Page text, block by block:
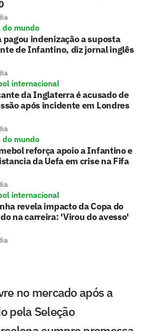
do mundo
pagou indenização a suposta
de Infantino, diz jornal inglês
internacional
da Inglaterra é acusado de
após incidente em Londres
do mundo
reforça apoio a Infantino e
da Uefa em crise na Fifa
internacional
revela impacto da Copa do
na carreira: 'Virou do avesso'
no mercado após a
pela Seleção